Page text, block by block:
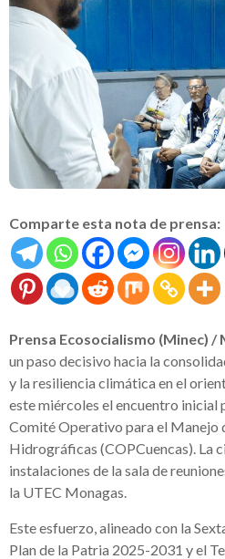
Comparte esta nota de prensa:
Prensa Ecosocialismo (Minec) /
un paso decisivo hacia la
y la resiliencia climática en el
este miércoles el encuentro inicial
Comité Operativo para el Manejo
Hidrográficas (COPCuencas). La
instalaciones de la sala de
la UTEC Monagas.
Este esfuerzo, alineado con la
Plan de la Patria 2025-2031 y el